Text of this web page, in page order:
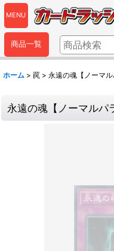
MENU
商品一覧
ホーム > 罠 > 永遠の魂【ノーマ
永遠の魂【ノーマルパ